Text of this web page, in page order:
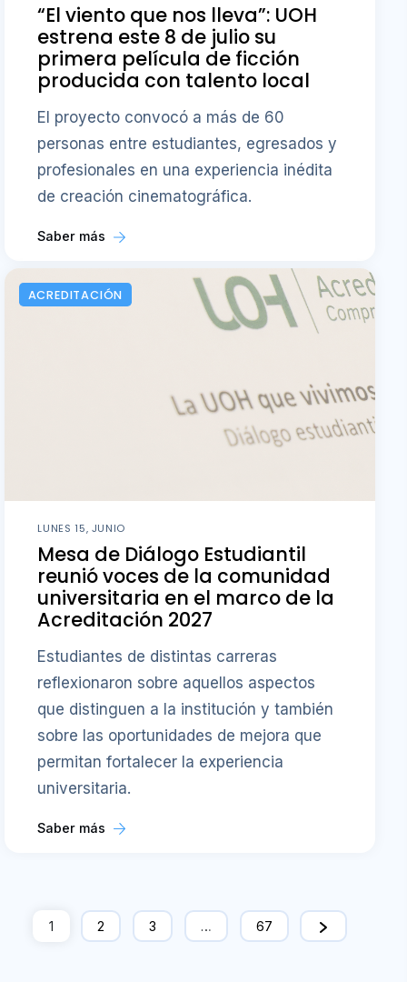
“El viento que nos lleva”: UOH
estrena este 8 de julio su
primera película de ficción
producida con talento local
El proyecto convocó a más de 60
personas entre estudiantes, egresados y
profesionales en una experiencia inédita
de creación cinematográfica.
Saber más
ACREDITACIÓN
LUNES 15, JUNIO
Mesa de Diálogo Estudiantil
reunió voces de la comunidad
universitaria en el marco de la
Acreditación 2027
Estudiantes de distintas carreras
reflexionaron sobre aquellos aspectos
que distinguen a la institución y también
sobre las oportunidades de mejora que
permitan fortalecer la experiencia
universitaria.
Saber más
1 2 3 … 67